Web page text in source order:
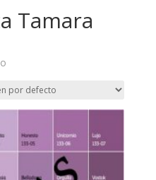
Tamara